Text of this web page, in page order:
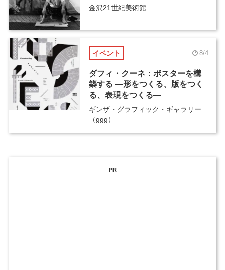
金沢21世紀美術館
イベント 8/4
ダフィ・クーネ：ポスターを構
築する ―形をつくる、版をつく
る、表現をつくる―
ギンザ・グラフィック・ギャラリー
（ggg）
PR